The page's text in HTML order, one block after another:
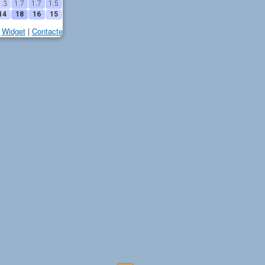
1.7 1.7 1.5
18 16 15
Widget| Contacte